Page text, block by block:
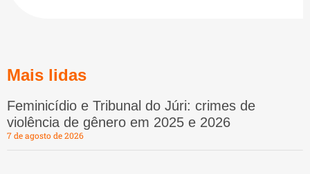
Mais lidas
Feminicídio e Tribunal do Júri: crimes de
violência de gênero em 2025 e 2026
7 de agosto de 2026